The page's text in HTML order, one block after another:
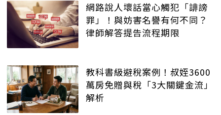
網路說人壞話當心觸犯「誹謗
罪」！與妨害名譽有何不同？
律師解答提告流程期限
教科書級避稅案例！叔姪3600
萬房免贈與稅「3大關鍵金流」
解析